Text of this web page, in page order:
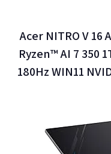
Acer NITRO V 16
Ryzen™ AI 7 350
180Hz WIN11